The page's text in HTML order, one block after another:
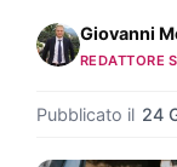
Giovanni
REDATTORE
Pubblicato il 24